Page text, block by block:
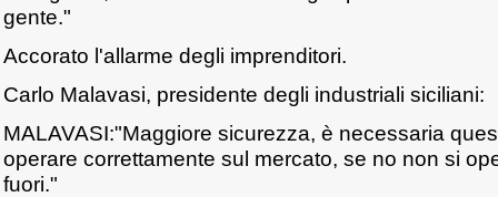
gente."
Accorato l'allarme degli imprenditori.
Carlo Malavasi, presidente degli industriali siciliani:
MALAVASI:"Maggiore sicurezza, è necessaria
operare correttamente sul mercato, se no non si
fuori."